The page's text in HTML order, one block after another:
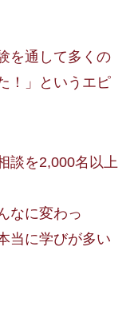
を通して多くの
！」というエピ
談を2,000名以上
なに変わっ
当に学びが多い